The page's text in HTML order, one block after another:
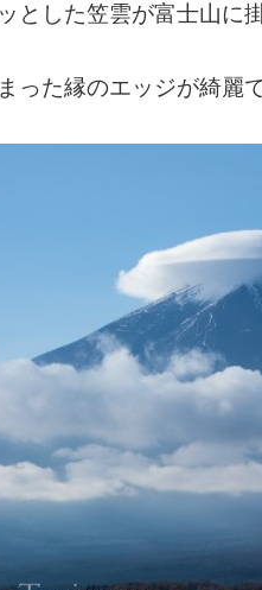
とした笠雲が富士山に
った縁のエッジが綺麗で